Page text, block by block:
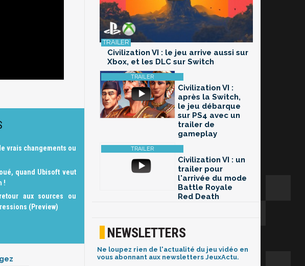
vrais changements ou
quand Ubisoft veut
!
aux sources ou
(Preview)
Civilization VI : le jeu arrive aussi sur
Xbox, et les DLC sur Switch
Civilization VI :
après la Switch,
le jeu débarque
sur PS4 avec un
trailer de
gameplay
Civilization VI : un
trailer pour
l'arrivée du mode
Battle Royale
Red Death
NEWSLETTERS
Ne loupez rien de l'actualité du jeu vidéo en
vous abonnant aux newsletters JeuxActu.